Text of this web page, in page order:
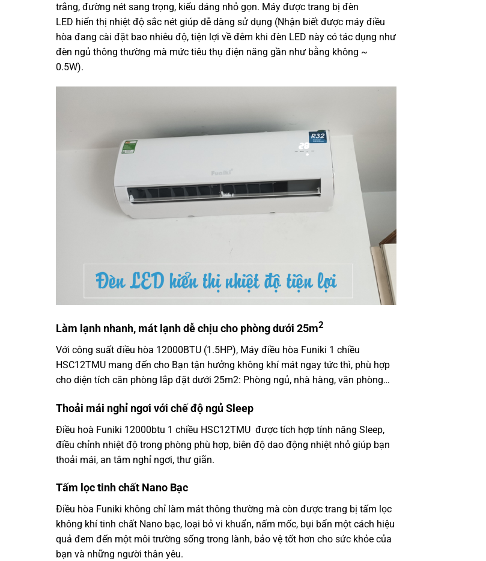
trắng, đường nét sang trọng, kiểu dáng nhỏ gọn. Máy được trang bị đèn
LED hiển thị nhiệt độ sắc nét giúp dễ dàng sử dụng (Nhận biết được máy điều
hòa đang cài đặt bao nhiêu độ, tiện lợi về đêm khi đèn LED này có tác dụng như
đèn ngủ thông thường mà mức tiêu thụ điện năng gần như bằng không ~
0.5W).
Làm lạnh nhanh, mát lạnh dễ chịu cho phòng dưới 25m2
Với công suất điều hòa 12000BTU (1.5HP), Máy điều hòa Funiki 1 chiều
HSC12TMU mang đến cho Bạn tận hưởng không khí mát ngay tức thì, phù hợp
cho diện tích căn phòng lắp đặt dưới 25m2: Phòng ngủ, nhà hàng, văn phòng…
Thoải mái nghỉ ngơi với chế độ ngủ Sleep
Điều hoà Funiki 12000btu 1 chiều HSC12TMU được tích hợp tính năng Sleep,
điều chỉnh nhiệt độ trong phòng phù hợp, biên độ dao động nhiệt nhỏ giúp bạn
thoải mái, an tâm nghỉ ngơi, thư giãn.
Tấm lọc tinh chất Nano Bạc
Điều hòa Funiki không chỉ làm mát thông thường mà còn được trang bị tấm lọc
không khí tinh chất Nano bạc, loại bỏ vi khuẩn, nấm mốc, bụi bẩn một cách hiệu
quả đem đến một môi trường sống trong lành, bảo vệ tốt hơn cho sức khỏe của
bạn và những người thân yêu.